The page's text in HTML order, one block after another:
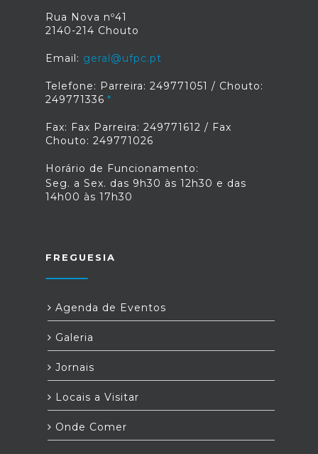
Rua Nova nº41
2140-214 Chouto
Email: geral@ufpc.pt
Telefone: Parreira: 249771051 / Chouto:
249771336
Fax: Fax Parreira: 249771612 / Fax
Chouto: 249771026
Horário de Funcionamento:
Seg. a Sex. das 9h30 às 12h30 e das
14h00 às 17h30
FREGUESIA
Agenda de Eventos
Galeria
Jornais
Locais a Visitar
Onde Comer